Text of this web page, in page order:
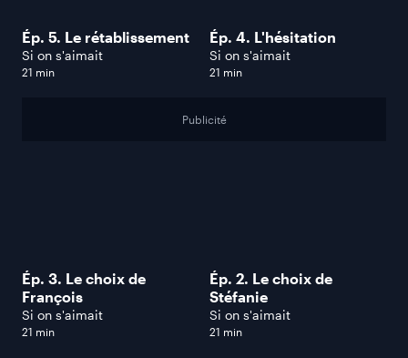
Ép. 5. Le rétablissement
Si on s'aimait
21 min
Ép. 4. L'hésitation
Si on s'aimait
21 min
Publicité
Ép. 3. Le choix de
François
Si on s'aimait
21 min
Ép. 2. Le choix de
Stéfanie
Si on s'aimait
21 min